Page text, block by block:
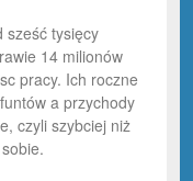
sześć tysięcy
14 milionów
pracy. Ich roczne
a przychody
czyli szybciej niż